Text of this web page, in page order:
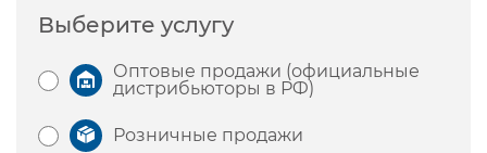
Выберите услугу
Оптовые продажи (официальные
дистрибьюторы в РФ)
Розничные продажи